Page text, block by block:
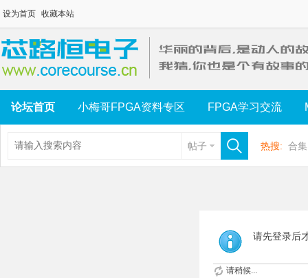
设为首页 收藏本站
论坛首页 小梅哥FPGA资料专区 FPGA学习交流
帖子 热搜: 合集
请先登录后
请稍候...